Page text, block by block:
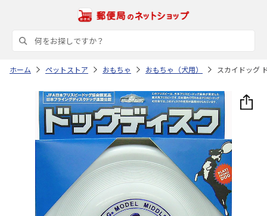
ホーム ペットストア おもちゃ おもちゃ（犬用） スカイドッグ